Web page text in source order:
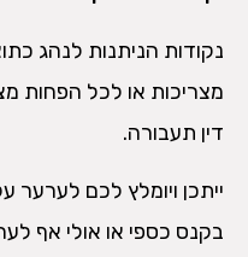
נקודות הניתנות לנהג
מצריכות או לכל הפחות
דין תעבורה.
ייתכן ויומלץ לכם לערער
בקנס כספי או אולי אף